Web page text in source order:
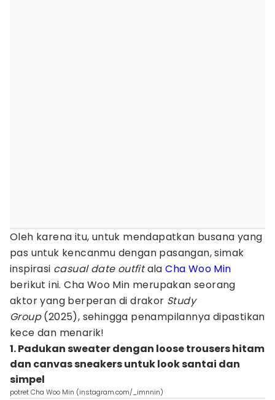
Oleh karena itu, untuk mendapatkan busana yang
pas untuk kencanmu dengan pasangan, simak
inspirasi casual date outfitalaCha Woo Min
berikut ini. Cha Woo Min merupakan seorang
aktor yang berperan di drakor Study
Group(2025), sehingga penampilannya dipastikan
kece dan menarik!
1. Padukan sweater dengan loose trousers hitam
dan canvas sneakers untuk look santai dan
simpel
potret Cha Woo Min (instagram.com/_imnnin)